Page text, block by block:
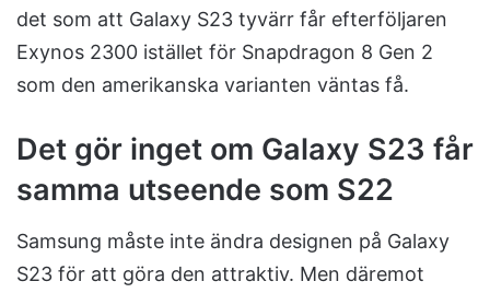
det som att Galaxy S23 tyvärr får efterföljaren
Exynos 2300 istället för Snapdragon 8 Gen 2
som den amerikanska varianten väntas få.
Det gör inget om Galaxy S23 får
samma utseende som S22
Samsung måste inte ändra designen på Galaxy
S23 för att göra den attraktiv. Men däremot